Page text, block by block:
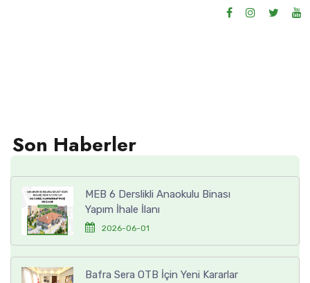
Son Haberler
MEB 6 Derslikli Anaokulu Binası
Yapım İhale İlanı
2026-06-01
Bafra Sera OTB İçin Yeni Kararlar